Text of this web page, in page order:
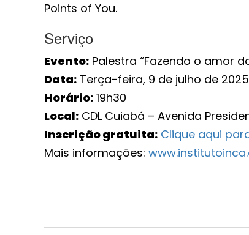
Points of You.
Serviço
Evento: Palestra “Fazendo o amor
Data: Terça-feira, 9 de julho de 2025
Horário: 19h30
Local: CDL Cuiabá – Avenida
Inscrição gratuita: Clique aqui
Mais informações: